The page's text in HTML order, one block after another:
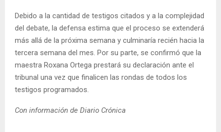
Debido a la cantidad de testigos citados y a la complejidad
del debate, la defensa estima que el proceso se extenderá
más allá de la próxima semana y culminaría recién hacia la
tercera semana del mes. Por su parte, se confirmó que la
maestra Roxana Ortega prestará su declaración ante el
tribunal una vez que finalicen las rondas de todos los
testigos programados.
Con información de Diario Crónica